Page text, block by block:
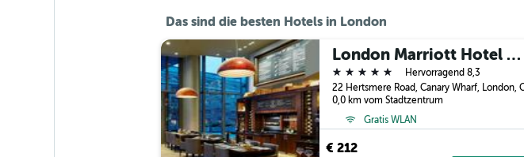
Das sind die besten Hotels in London
London Marriott Hotel Canary Wharf
5 Sterne
Hervorragend 8,3
0,0 km vom Stadtzentrum
Gratis WLAN
€ 212